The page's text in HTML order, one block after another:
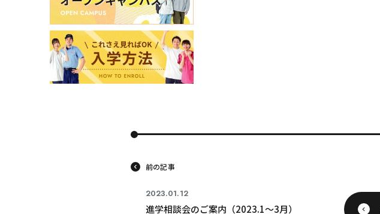
前の記事
2023.01.12
進学相談会のご案内（2023.1～3月）